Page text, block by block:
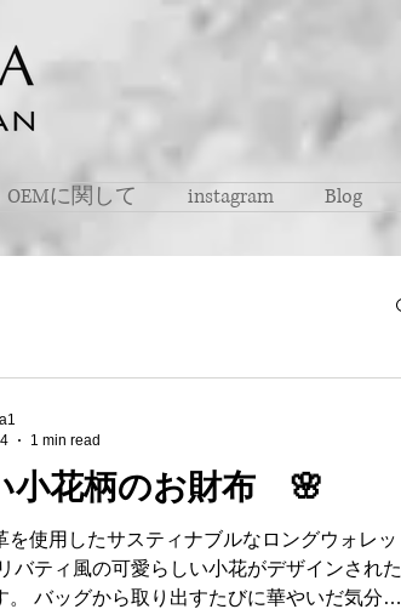
OEMに関して instagram Blog
小花柄のお財布 🌸
を使用したサスティナブルなロングウォレッ
バティ風の可愛らしい小花がデザインされた
。 バッグから取り出すたびに華やいだ気分に
1 min read